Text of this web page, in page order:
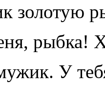
золотую
рыбка!
У